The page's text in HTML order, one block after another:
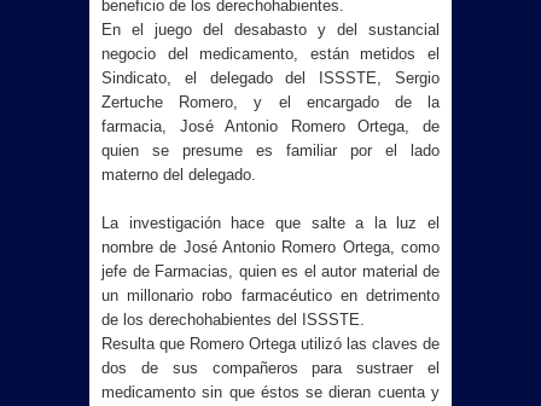
beneficio de los derechohabientes.
En el juego del desabasto y del sustancial
negocio del medicamento, están metidos el
Sindicato, el delegado del ISSSTE, Sergio
Zertuche Romero, y el encargado de la
farmacia, José Antonio Romero Ortega, de
quien se presume es familiar por el lado
materno del delegado.
La investigación hace que salte a la luz el
nombre de José Antonio Romero Ortega, como
jefe de Farmacias, quien es el autor material de
un millonario robo farmacéutico en detrimento
de los derechohabientes del ISSSTE.
Resulta que Romero Ortega utilizó las claves de
dos de sus compañeros para sustraer el
medicamento sin que éstos se dieran cuenta y